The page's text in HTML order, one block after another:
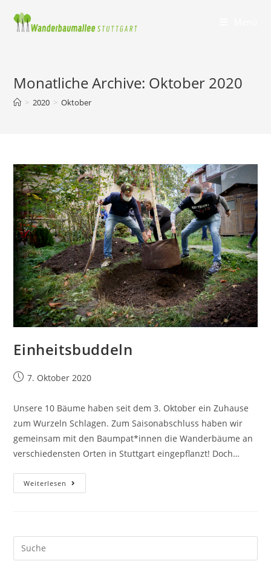
Monatliche Archive: Oktober 2020
> 2020 > Oktober
Einheitsbuddeln
7. Oktober 2020
Unsere 10 Bäume haben seit dem 3. Oktober ein Zuhause
zum Wurzeln Schlagen. Zum Saisonabschluss haben wir
gemeinsam mit den Baumpat*innen die Wanderbäume an
verschiedensten Orten in Stuttgart eingepflanzt! Doch…
Weiterlesen